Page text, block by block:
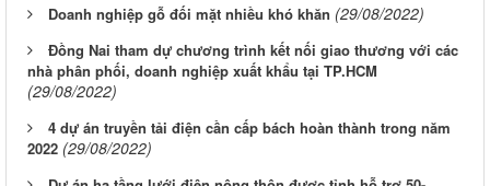
Doanh nghiệp gỗ đối mặt nhiều khó khăn (29/08/2022)
Đồng Nai tham dự chương trình kết nối giao thương với các
nhà phân phối, doanh nghiệp xuất khẩu tại TP.HCM
(29/08/2022)
4 dự án truyền tải điện cần cấp bách hoàn thành trong năm
2022 (29/08/2022)